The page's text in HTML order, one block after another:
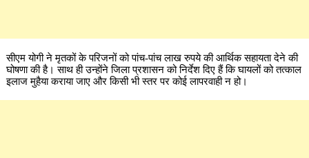
सीएम योगी ने मृतकों के परिजनों को पांच-पांच लाख रुपये की आर्थिक सहायता देने की
घोषणा की है। साथ ही उन्होंने जिला प्रशासन को निर्देश दिए हैं कि घायलों को तत्काल
इलाज मुहैया कराया जाए और किसी भी स्तर पर कोई लापरवाही न हो।